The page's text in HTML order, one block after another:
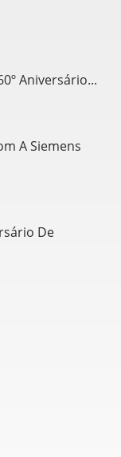
Aniversário...
A Siemens
De